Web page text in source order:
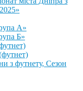
А»
Б»
з футнету, Сезон